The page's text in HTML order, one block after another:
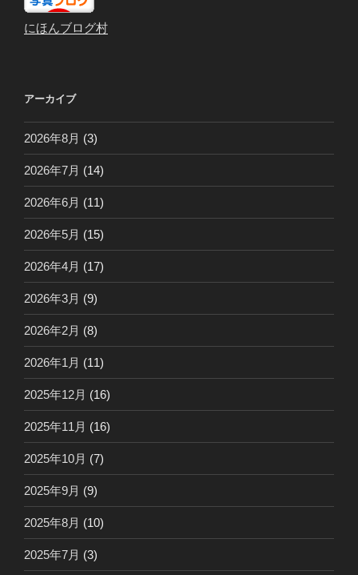
にほんブログ村
アーカイブ
2026年8月 (3)
2026年7月 (14)
2026年6月 (11)
2026年5月 (15)
2026年4月 (17)
2026年3月 (9)
2026年2月 (8)
2026年1月 (11)
2025年12月 (16)
2025年11月 (16)
2025年10月 (7)
2025年9月 (9)
2025年8月 (10)
2025年7月 (3)